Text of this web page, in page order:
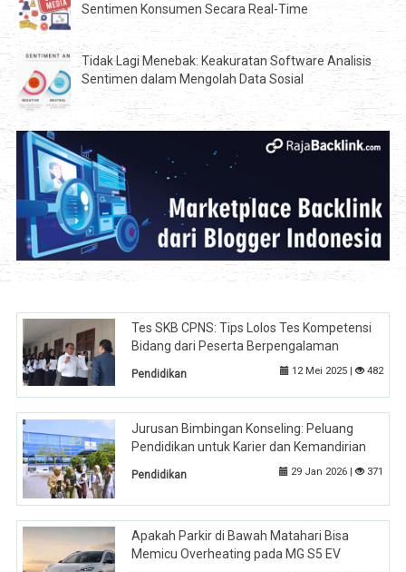
Sentimen Konsumen Secara Real-Time
Tidak Lagi Menebak: Keakuratan Software Analisis
Sentimen dalam Mengolah Data Sosial
Tes SKB CPNS: Tips Lolos Tes Kompetensi
Bidang dari Peserta Berpengalaman
Pendidikan 12 Mei 2025 | 482
Jurusan Bimbingan Konseling: Peluang
Pendidikan untuk Karier dan Kemandirian
Pendidikan 29 Jan 2026 | 371
Apakah Parkir di Bawah Matahari Bisa
Memicu Overheating pada MG S5 EV